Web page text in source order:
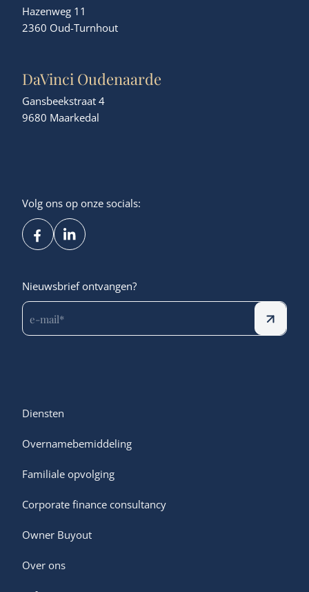
Hazenweg 11
2360 Oud-Turnhout
DaVinci Oudenaarde
Gansbeekstraat 4
9680 Maarkedal
Volg ons op onze socials:
Nieuwsbrief ontvangen?
Diensten
Overnamebemiddeling
Familiale opvolging
Corporate finance consultancy
Owner Buyout
Over ons